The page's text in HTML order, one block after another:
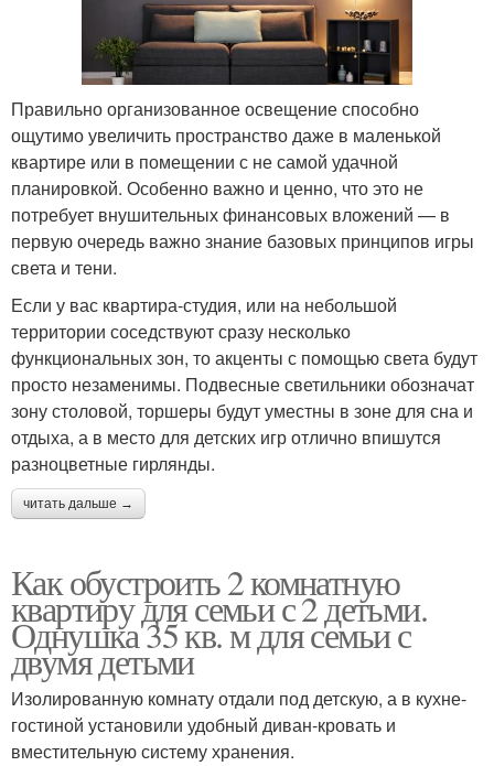
Правильно организованное освещение способно
ощутимо увеличить пространство даже в маленькой
квартире или в помещении с не самой удачной
планировкой. Особенно важно и ценно, что это не
потребует внушительных финансовых вложений — в
первую очередь важно знание базовых принципов игры
света и тени.
Если у вас квартира-студия, или на небольшой
территории соседствуют сразу несколько
функциональных зон, то акценты с помощью света будут
просто незаменимы. Подвесные светильники обозначат
зону столовой, торшеры будут уместны в зоне для сна и
отдыха, а в место для детских игр отлично впишутся
разноцветные гирлянды.
читать дальше →
Как обустроить 2 комнатную
квартиру для семьи с 2 детьми.
Однушка 35 кв. м для семьи с
двумя детьми
Изолированную комнату отдали под детскую, а в кухне-
гостиной установили удобный диван-кровать и
вместительную систему хранения.